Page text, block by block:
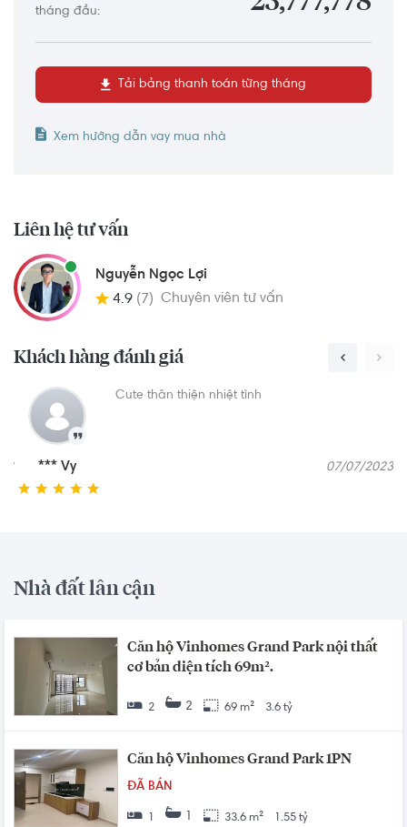
tháng đầu:
Tải bảng thanh toán từng tháng
Xem hướng dẫn vay mua nhà
Liên hệ tư vấn
Nguyễn Ngọc Lợi
4.9 (7) Chuyên viên tư vấn
Khách hàng đánh giá
*** Ngữ
Hài lòng
28/08/2023
Nhà đất lân cận
Căn hộ Vinhomes Grand Park nội thất
cơ bản diện tích 69m².
2 2 69 m² 3.6 tỷ
Căn hộ Vinhomes Grand Park 1PN
ĐÃ BÁN
1 33.6 m² 1.55 tỷ